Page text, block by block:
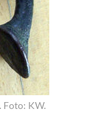
Foto: KW.